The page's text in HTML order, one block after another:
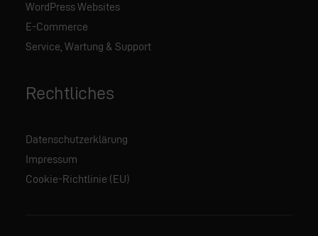
WordPress Websites
E-Commerce
Service, Wartung & Support
Rechtliches
Datenschutzerklärung
Impressum
Cookie-Richtlinie (EU)